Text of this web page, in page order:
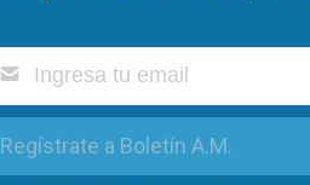
Regístrate a Boletín A.M.